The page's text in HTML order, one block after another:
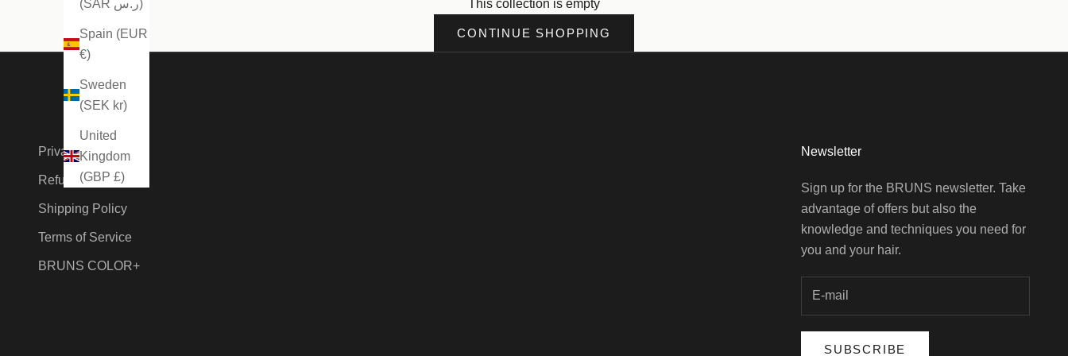
(SAR ر.س)
Spain (EUR
€)
Sweden
(SEK kr)
United
Kingdom
(GBP £)
This collection is empty
CONTINUE SHOPPING
Privacy Policy
Refund Policy
Shipping Policy
Terms of Service
BRUNS COLOR+
Newsletter
Sign up for the BRUNS newsletter. Take
advantage of offers but also the
knowledge and techniques you need for
you and your hair.
SUBSCRIBE